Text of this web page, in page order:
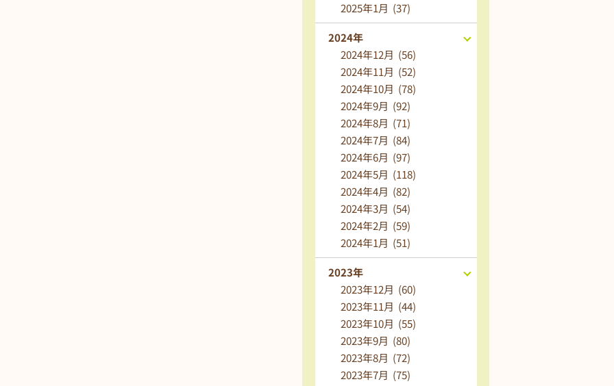
2025年1月 (37)
2024年
2024年12月 (56)
2024年11月 (52)
2024年10月 (78)
2024年9月 (92)
2024年8月 (71)
2024年7月 (84)
2024年6月 (97)
2024年5月 (118)
2024年4月 (82)
2024年3月 (54)
2024年2月 (59)
2024年1月 (51)
2023年
2023年12月 (60)
2023年11月 (44)
2023年10月 (55)
2023年9月 (80)
2023年8月 (72)
2023年7月 (75)